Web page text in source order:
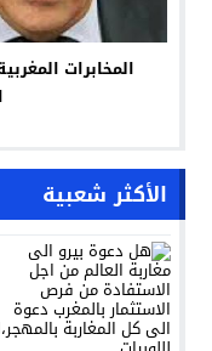
المخابرات
الأكثر شعبية